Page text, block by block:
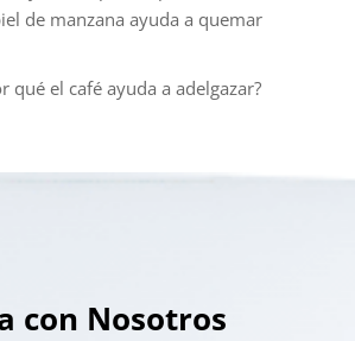
de manzana ayuda a quemar
qué el café ayuda a adelgazar?
con Nosotros